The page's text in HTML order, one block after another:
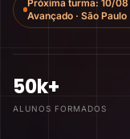
Próxima turma: 10/08
Avançado · São Paulo
50k+
ALUNOS FORMADOS